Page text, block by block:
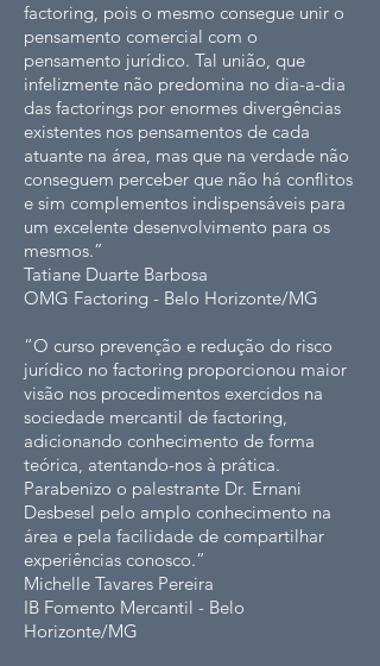
factoring, pois o mesmo consegue unir o
pensamento comercial com o
pensamento jurídico. Tal união, que
infelizmente não predomina no dia-a-dia
das factorings por enormes divergências
existentes nos pensamentos de cada
atuante na área, mas que na verdade não
conseguem perceber que não há conflitos
e sim complementos indispensáveis para
um excelente desenvolvimento para os
mesmos.”
Tatiane Duarte Barbosa
OMG Factoring - Belo Horizonte/MG
“O curso prevenção e redução do risco
jurídico no factoring proporcionou maior
visão nos procedimentos exercidos na
sociedade mercantil de factoring,
adicionando conhecimento de forma
teórica, atentando-nos à prática.
Parabenizo o palestrante Dr. Ernani
Desbesel pelo amplo conhecimento na
área e pela facilidade de compartilhar
experiências conosco.”
Michelle Tavares Pereira
IB Fomento Mercantil - Belo
Horizonte/MG